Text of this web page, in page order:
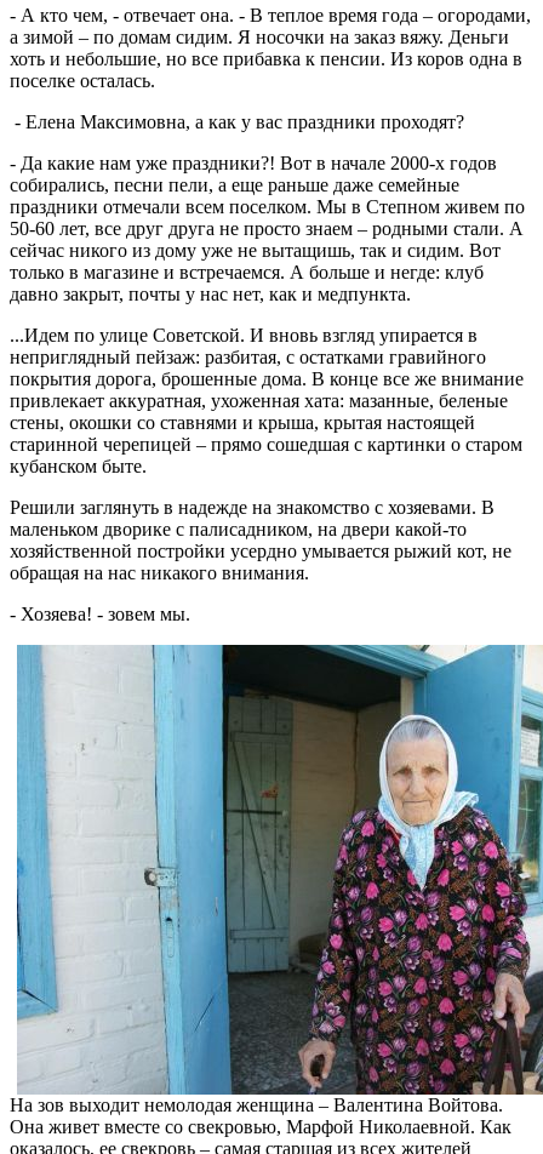
- А кто чем, - отвечает она. - В теплое время года – огородами,
а зимой – по домам сидим. Я носочки на заказ вяжу. Деньги
хоть и небольшие, но все прибавка к пенсии. Из коров одна в
поселке осталась.
- Елена Максимовна, а как у вас праздники проходят?
- Да какие нам уже праздники?! Вот в начале 2000-х годов
собирались, песни пели, а еще раньше даже семейные
праздники отмечали всем поселком. Мы в Степном живем по
50-60 лет, все друг друга не просто знаем – родными стали. А
сейчас никого из дому уже не вытащишь, так и сидим. Вот
только в магазине и встречаемся. А больше и негде: клуб
давно закрыт, почты у нас нет, как и медпункта.
...Идем по улице Советской. И вновь взгляд упирается в
неприглядный пейзаж: разбитая, с остатками гравийного
покрытия дорога, брошенные дома. В конце все же внимание
привлекает аккуратная, ухоженная хата: мазанные, беленые
стены, окошки со ставнями и крыша, крытая настоящей
старинной черепицей – прямо сошедшая с картинки о старом
кубанском быте.
Решили заглянуть в надежде на знакомство с хозяевами. В
маленьком дворике с палисадником, на двери какой-то
хозяйственной постройки усердно умывается рыжий кот, не
обращая на нас никакого внимания.
- Хозяева! - зовем мы.
На зов выходит немолодая женщина – Валентина Войтова.
Она живет вместе со свекровью, Марфой Николаевной. Как
оказалось, ее свекровь – самая старшая из всех жителей